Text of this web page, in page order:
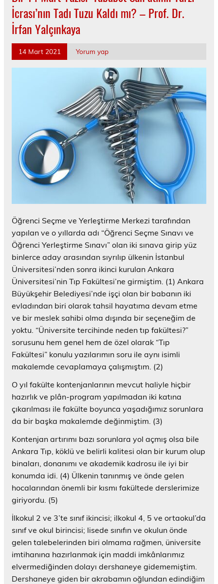
İcrası’nın Tadı Tuzu Kaldı mı? – Prof. Dr.
İrfan Yalçınkaya
14 Mart 2021 Yorum yap
Öğrenci Seçme ve Yerleştirme Merkezi tarafından
yapılan ve o yıllarda adı “Öğrenci Seçme Sınavı ve
Öğrenci Yerleştirme Sınavı” olan iki sınava girip yüz
binlerce aday arasından sıyrılıp ülkenin İstanbul
Üniversitesi’nden sonra ikinci kurulan Ankara
Üniversitesi’nin Tıp Fakültesi’ne girmiştim. (1) Ankara
Büyükşehir Belediyesi’nde işçi olan bir babanın iki
evladından biri olarak tahsil hayatıma devam etme
ve bir meslek sahibi olma dışında bir seçeneğim de
yoktu. “Üniversite tercihinde neden tıp fakültesi?”
sorusunu hem genel hem de özel olarak “Tıp
Fakültesi” konulu yazılarımın soru ile aynı isimli
makalemde cevaplamaya çalışmıştım. (2)
O yıl fakülte kontenjanlarının mevcut haliyle hiçbir
hazırlık ve plân-program yapılmadan iki katına
çıkarılması ile fakülte boyunca yaşadığımız sorunlara
da bir başka makalemde değinmiştim. (3)
Kontenjan artırımı bazı sorunlara yol açmış olsa bile
Ankara Tıp, köklü ve belirli kalitesi olan bir kurum olup
binaları, donanımı ve akademik kadrosu ile iyi bir
konumda idi. (4) Ülkenin tanınmış ve önde gelen
hocalarından önemli bir kısmı fakültede derslerimize
giriyordu. (5)
İlkokul 2 ve 3’te sınıf ikincisi; ilkokul 4, 5 ve ortaokul’da
sınıf ve okul birincisi; lisede sınıfın ve okulun önde
gelen talebelerinden biri olmama rağmen, üniversite
imtihanına hazırlanmak için maddi imkânlarımız
elvermediğinden dolayı dershaneye gidememiştim.
Dershaneye giden bir akrabamın oğlundan edindiğim